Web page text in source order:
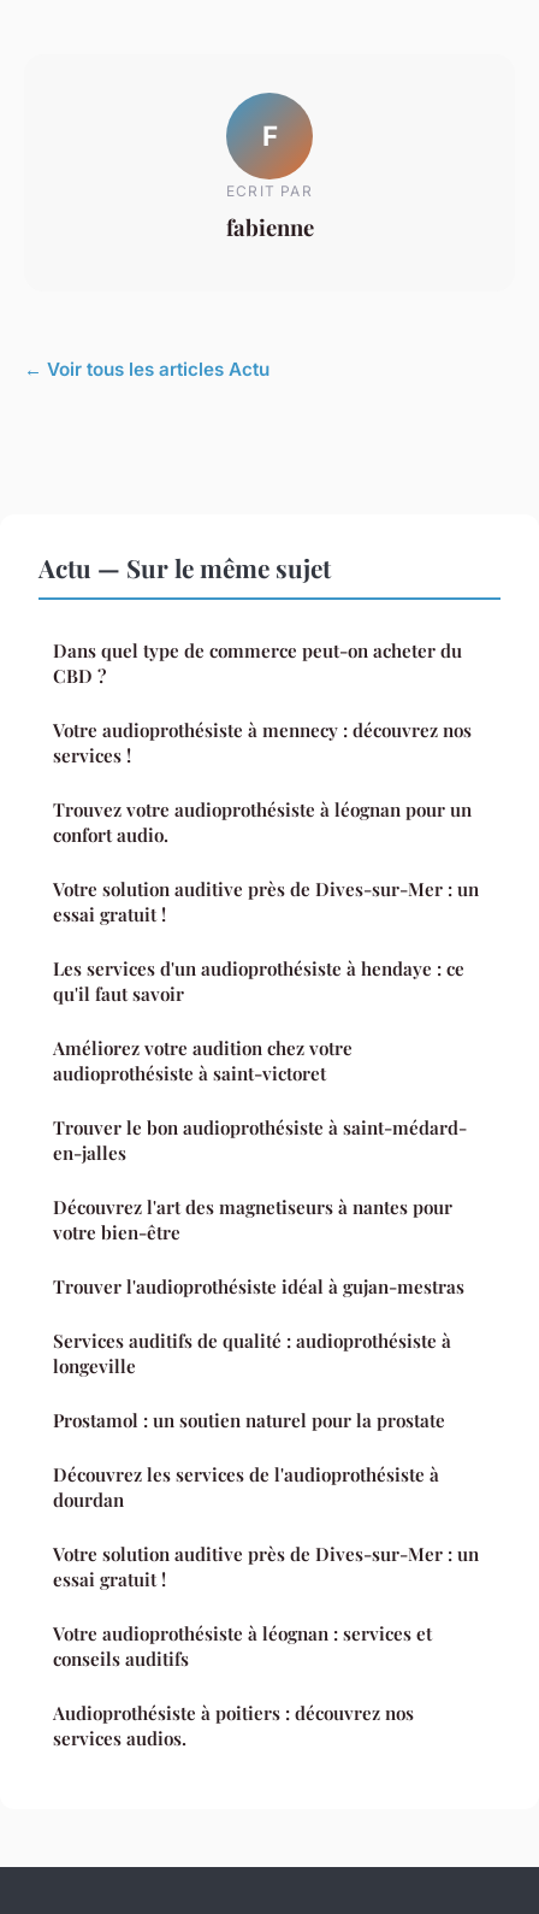
F
ECRIT PAR
fabienne
← Voir tous les articles Actu
Actu — Sur le même sujet
Dans quel type de commerce peut-on acheter du
CBD ?
Votre audioprothésiste à mennecy : découvrez nos
services !
Trouvez votre audioprothésiste à léognan pour un
confort audio.
Votre solution auditive près de Dives-sur-Mer : un
essai gratuit !
Les services d'un audioprothésiste à hendaye : ce
qu'il faut savoir
Améliorez votre audition chez votre
audioprothésiste à saint-victoret
Trouver le bon audioprothésiste à saint-médard-
en-jalles
Découvrez l'art des magnetiseurs à nantes pour
votre bien-être
Trouver l'audioprothésiste idéal à gujan-mestras
Services auditifs de qualité : audioprothésiste à
longeville
Prostamol : un soutien naturel pour la prostate
Découvrez les services de l'audioprothésiste à
dourdan
Votre solution auditive près de Dives-sur-Mer : un
essai gratuit !
Votre audioprothésiste à léognan : services et
conseils auditifs
Audioprothésiste à poitiers : découvrez nos
services audios.